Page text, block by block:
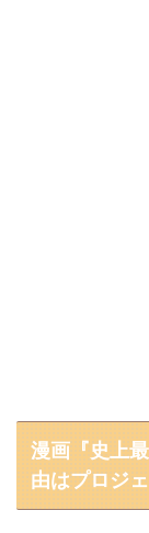
漫画『史上
由はプロジ